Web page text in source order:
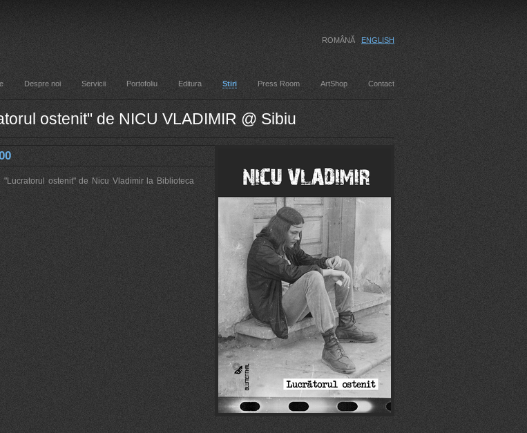
Despre noi Servicii Portofoliu Editura Stiri Press Room ArtShop Contact
ROMÂNĂ ENGLISH
ostenit" de NICU VLADIMIR @ Sibiu
ostenit" de Nicu Vladimir la Biblioteca